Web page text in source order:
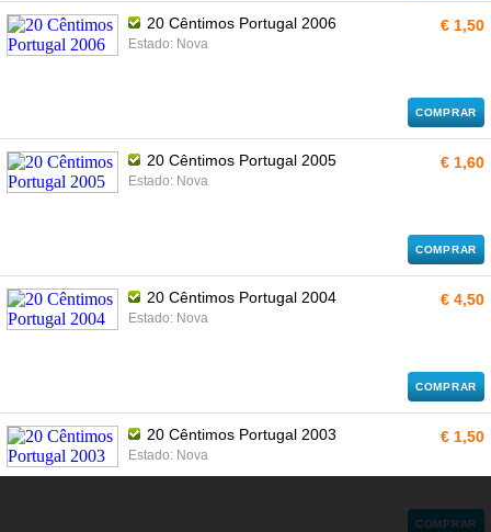
20 Cêntimos Portugal 2006
Estado: Nova
€ 1,50
COMPRAR
20 Cêntimos Portugal 2005
Estado: Nova
€ 1,60
COMPRAR
20 Cêntimos Portugal 2004
Estado: Nova
€ 4,50
COMPRAR
20 Cêntimos Portugal 2003
Estado: Nova
€ 1,50
COMPRAR